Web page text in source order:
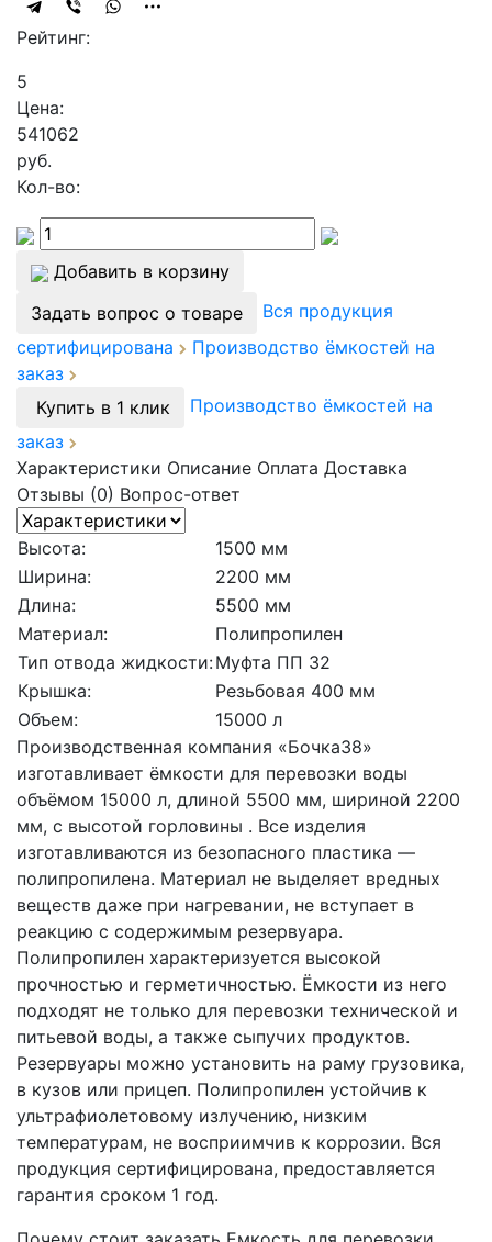
Рейтинг:
5
Цена:
541062
руб.
Кол-во:
Добавить в корзину
Задать вопрос о товаре
Вся продукция
сертифицирована
Производство ёмкостей на
заказ
Купить в 1 клик
Производство ёмкостей на
заказ
Характеристики Описание Оплата Доставка
Отзывы (0) Вопрос-ответ
Высота:
1500 мм
Ширина:
2200 мм
Длина:
5500 мм
Материал:
Полипропилен
Тип отвода жидкости:Муфта ПП 32
Крышка:
Резьбовая 400 мм
Объем:
15000 л
Производственная компания «Бочка38»
изготавливает ёмкости для перевозки воды
объёмом 15000 л, длиной 5500 мм, шириной 2200
мм, с высотой горловины . Все изделия
изготавливаются из безопасного пластика —
полипропилена. Материал не выделяет вредных
веществ даже при нагревании, не вступает в
реакцию с содержимым резервуара.
Полипропилен характеризуется высокой
прочностью и герметичностью. Ёмкости из него
подходят не только для перевозки технической и
питьевой воды, а также сыпучих продуктов.
Резервуары можно установить на раму грузовика,
в кузов или прицеп. Полипропилен устойчив к
ультрафиолетовому излучению, низким
температурам, не восприимчив к коррозии. Вся
продукция сертифицирована, предоставляется
гарантия сроком 1 год.